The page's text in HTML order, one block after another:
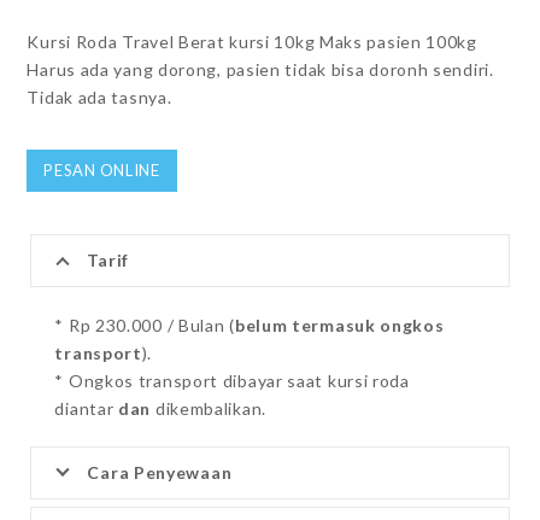
Kursi Roda Travel Berat kursi 10kg Maks pasien 100kg
Harus ada yang dorong, pasien tidak bisa doronh sendiri.
Tidak ada tasnya.
PESAN ONLINE
Tarif
* Rp 230.000 / Bulan (belum termasuk ongkos
transport).
* Ongkos transport dibayar saat kursi roda
diantar dan dikembalikan.
Cara Penyewaan